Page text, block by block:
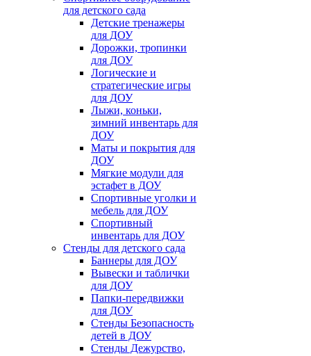
для детского сада
Детские тренажеры
для ДОУ
Дорожки, тропинки
для ДОУ
Логические и
стратегические игры
для ДОУ
Лыжи, коньки,
зимний инвентарь для
ДОУ
Маты и покрытия для
ДОУ
Мягкие модули для
эстафет в ДОУ
Спортивные уголки и
мебель для ДОУ
Спортивный
инвентарь для ДОУ
Стенды для детского сада
Баннеры для ДОУ
Вывески и таблички
для ДОУ
Папки-передвижки
для ДОУ
Стенды Безопасность
детей в ДОУ
Стенды Дежурство,